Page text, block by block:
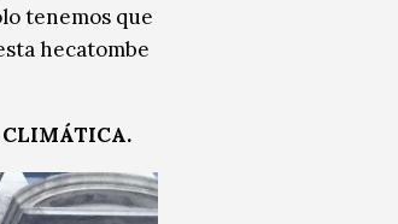
tenemos que
hecatombe
CLIMÁTICA.